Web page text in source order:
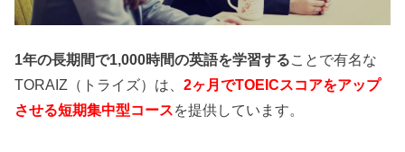
1年の長期間で1,000時間の英語を学習することで有名な
TORAIZ（トライズ）は、2ヶ月でTOEICスコアをアップ
させる短期集中型コースを提供しています。